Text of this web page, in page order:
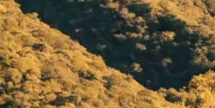
Autos, die im
Car-Videos